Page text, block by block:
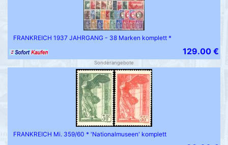
FRANKREICH 1937 JAHRGANG - 38 Marken komplett *
129.00 €
Sonderangebote
FRANKREICH Mi. 359/60 * 'Nationalmuseen' komplett